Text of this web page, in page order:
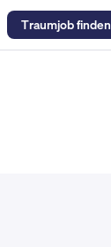
Traumjob finden